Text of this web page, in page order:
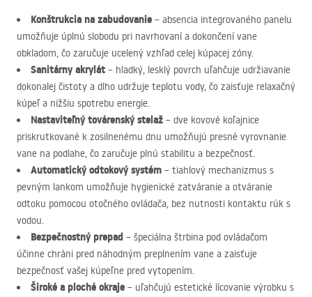
Konštrukcia na zabudovanie – absencia integrovaného panelu
umožňuje úplnú slobodu pri navrhovaní a dokončení vane
obkladom, čo zaručuje ucelený vzhľad celej kúpacej zóny.
Sanitárny akrylát – hladký, lesklý povrch uľahčuje udržiavanie
dokonalej čistoty a dlho udržuje teplotu vody, čo zaisťuje relaxačný
kúpeľ a nižšiu spotrebu energie.
Nastaviteľný továrenský stelaž – dve kovové koľajnice
priskrutkované k zosilnenému dnu umožňujú presné vyrovnanie
vane na podlahe, čo zaručuje plnú stabilitu a bezpečnosť.
Automatický odtokový systém – tiahlový mechanizmus s
pevným lankom umožňuje hygienické zatváranie a otváranie
odtoku pomocou otočného ovládača, bez nutnosti kontaktu rúk s
vodou.
Bezpečnostný prepad – špeciálna štrbina pod ovládačom
účinne chráni pred náhodným preplnením vane a zaisťuje
bezpečnosť vašej kúpeľne pred vytopením.
Široké a ploché okraje – uľahčujú estetické lícovanie výrobku s